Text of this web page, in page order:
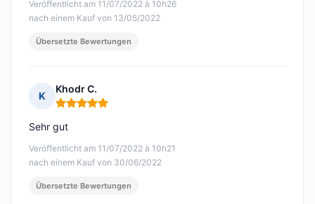
Veröffentlicht am 11/07/2022 à 10h26
nach einem Kauf von 13/05/2022
Übersetzte Bewertungen
K
Khodr C.
Hinweis: 5 von 5
Veröffentlicht am 11/07/2022 à 10h21
nach einem Kauf von 30/06/2022
Sehr gut
Übersetzte Bewertungen